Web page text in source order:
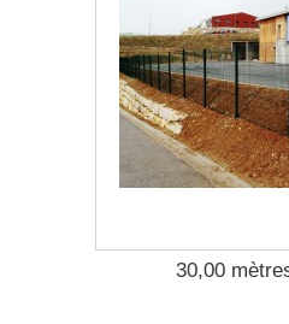
30,00